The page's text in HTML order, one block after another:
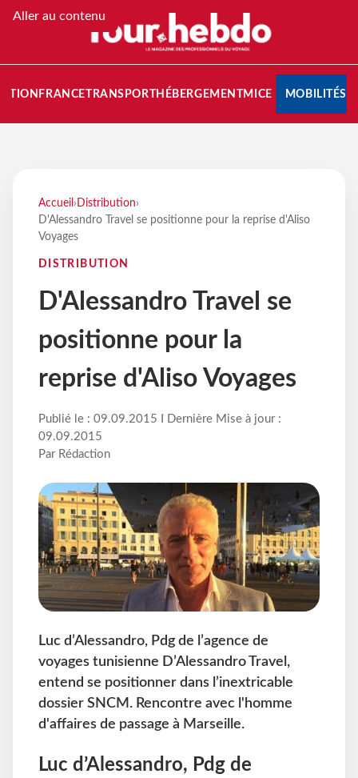
Aller au contenu
FRANCETRANSPORT HÉBERGEMENTMICE MOBILITÉS
Accueil › Distribution›
D'Alessandro Travel se positionne pour la reprise d'Aliso
Voyages
DISTRIBUTION
D'Alessandro Travel se
positionne pour la
reprise d'Aliso Voyages
Publié le : 09.09.2015 I Dernière Mise à jour :
09.09.2015
Par Rédaction
Luc d’Alessandro, Pdg de l’agence de
voyages tunisienne D’Alessandro Travel,
entend se positionner dans l’inextricable
dossier SNCM. Rencontre avec l'homme
d'affaires de passage à Marseille.
Luc d’Alessandro, Pdg de